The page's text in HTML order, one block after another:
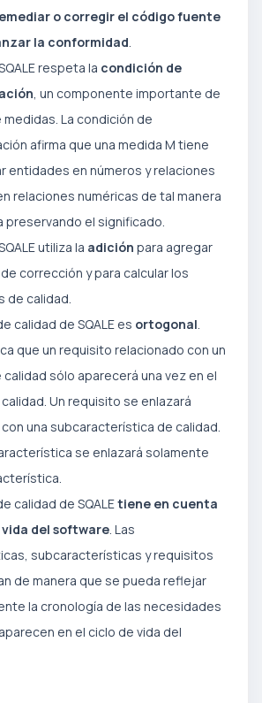
o corregir el código fuente
la conformidad.
respeta la condición de
, un componente importante de
La condición de
afirma que una medida M tiene
entidades en números y relaciones
relaciones numéricas de tal manera
preservando el significado.
utiliza la adición para agregar
corrección y para calcular los
de calidad.
calidad de SQALE es ortogonal.
que un requisito relacionado con un
sólo aparecerá una vez en el
Un requisito se enlazará
una subcaracterística de calidad.
se enlazará solamente
calidad de SQALEtiene en cuenta
del software. Las
subcaracterísticas y requisitos
de manera que se pueda reflejar
la cronología de las necesidades
en el ciclo de vida del